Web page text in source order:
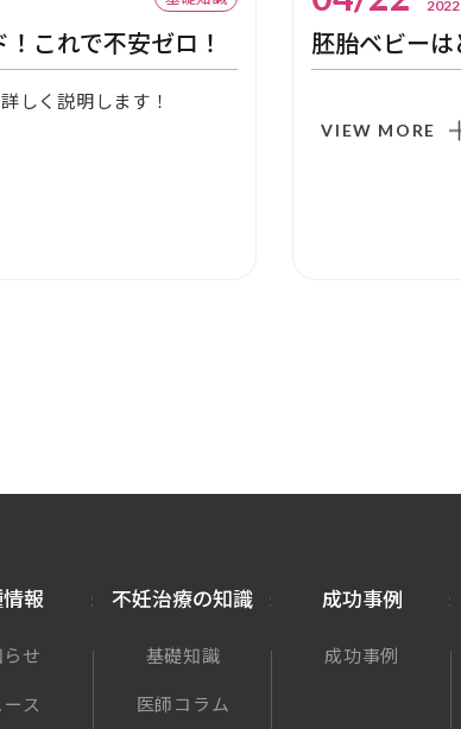
これで不安ゼロ！
しく説明します！
2022
VIEW MORE
報
せ
ス
不妊治療の知識
基礎知識
医師コラム
成功事例
成功事例